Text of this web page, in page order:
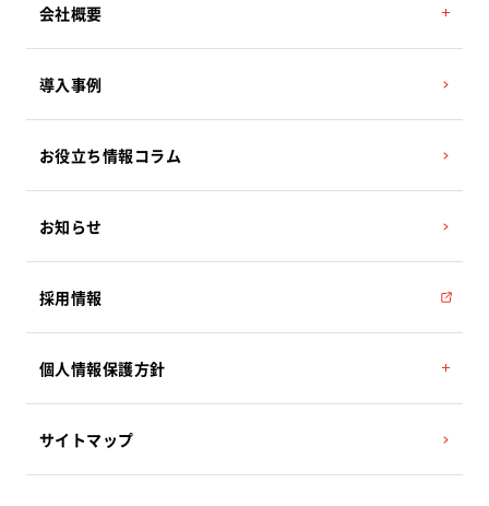
コンビニ収納代行サービス／MMK設置
ハウス電子マネーサービス
会社概要
経営理念
事業所案内
導入事例
お役立ち情報コラム
お知らせ
採用情報
個人情報保護方針
情報セキュリティポリシー
サイトマップ